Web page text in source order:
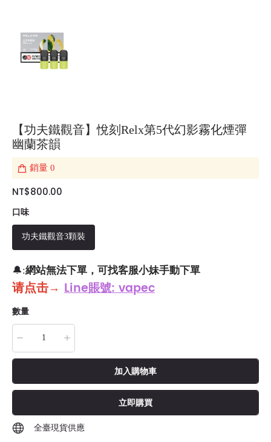
【功夫鐵觀音】悅刻Relx第5代幻影霧化煙彈
幽蘭茶韻
銷量 0
NT$800.00
口味
功夫鐵觀音3顆裝
🔔:網站無法下單，可找客服小妹手動下單
请点击→ Line賬號: vapec
數量
加入購物車
立即購買
全臺現貨供應